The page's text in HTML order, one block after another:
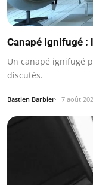
Canapé ignifugé :
Un canapé ignifugé
discutés.
Bastien Barbier 7 août